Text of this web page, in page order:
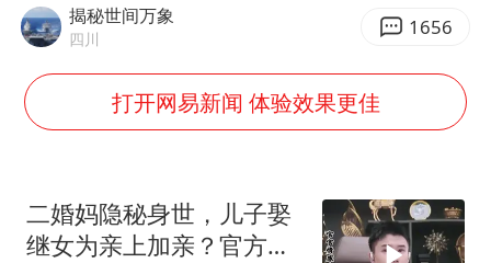
女子开一天一夜空调后二氧化碳中毒
“空调24小时开着更省电”不实
“不建议大家买深色蛋糕”
70多岁父亲独自坐车到上海看望女儿
粉笔教育发布“自曝式”公开信
揭秘世间万象
四川 1656
打开网易新闻 体验效果更佳
二婚妈隐秘身世，儿子娶
继女为亲上加亲？官方怒